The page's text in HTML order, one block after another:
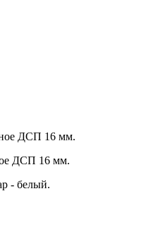
ДСП 16 мм.
ДСП 16 мм.
- белый.